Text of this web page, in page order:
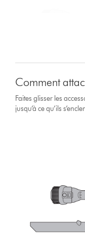
Comment
Faites glisser les
jusqu’à ce qu’ils